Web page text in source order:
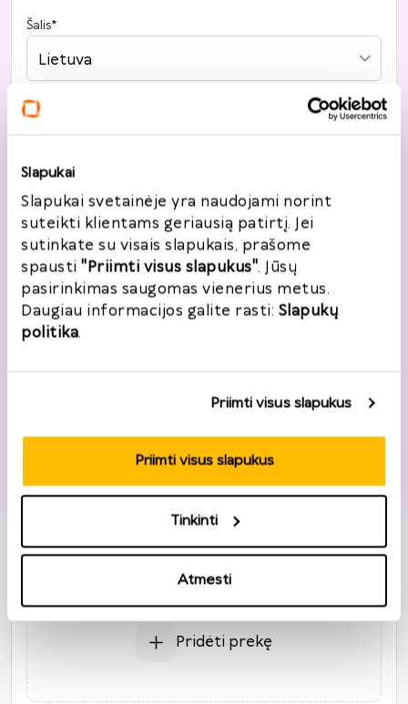
Slapukai
Slapukai svetainėje yra naudojami norint
suteikti klientams geriausią patirtį. Jei
sutinkate su visais slapukais, prašome
spausti "Priimti visus slapukus". Jūsų
pasirinkimas saugomas vienerius metus.
Daugiau informacijos galite rasti: Slapukų
politika.
Priimti visus slapukus
Priimti visus slapukus
Tinkinti
Atmesti
Šalis*
Lietuva
Gatvė, namo nr.
Miestas*
Pašto kodas*
Grąžinimo informacija
Užsakymo numeris* Užsakymo data*
2026
A T
27 28 29 30 31 1 2
3 4 5 6
Pridėti prekę